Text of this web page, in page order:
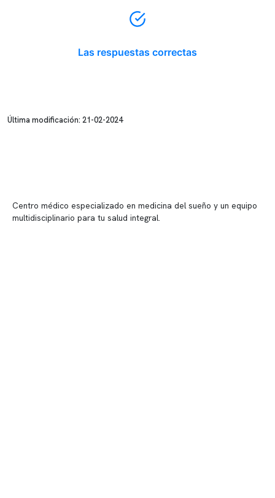
Las respuestas correctas
Última modificación: 21-02-2024
Centro médico especializado en medicina del sueño y un equipo
multidisciplinario para tu salud integral.